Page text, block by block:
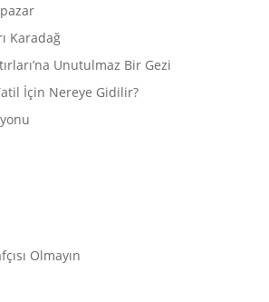
Karadağ
Unutulmaz Bir Gezi
İçin Nereye Gidilir?
Olmayın